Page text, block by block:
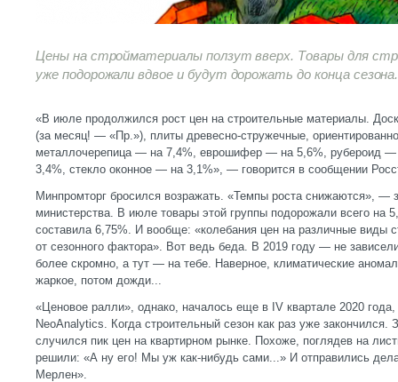
Цены на стройматериалы ползут вверх. Товары для
уже подорожали вдвое и будут дорожать до конца сезона.
«В июле продолжился рост цен на строительные материалы.
(за месяц! — «Пр.»), плиты древесно-стружечные,
металлочерепица — на 7,4%, еврошифер — на 5,6%, рубероид
3,4%, стекло оконное — на 3,1%», — говорится в сообщении
Минпромторг бросился возражать. «Темпы роста снижаются», —
министерства. В июле товары этой группы подорожали всего на
составила 6,75%. И вообще: «колебания цен на различные виды
от сезонного фактора». Вот ведь беда. В 2019 году — не
более скромно, а тут — на тебе. Наверное, климатические
жаркое, потом дожди...
«Ценовое ралли», однако, началось еще в IV квартале 2020
NeoAnalytics. Когда строительный сезон как раз уже закончился.
случился пик цен на квартирном рынке. Похоже, поглядев на
решили: «А ну его! Мы уж как-нибудь сами...» И отправились
Мерлен».